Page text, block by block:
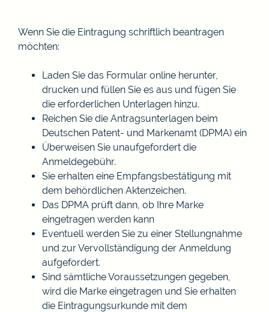
Wenn Sie die Eintragung schriftlich beantragen
möchten:
Laden Sie das Formular online herunter,
drucken und füllen Sie es aus und fügen Sie
die erforderlichen Unterlagen hinzu.
Reichen Sie die Antragsunterlagen beim
Deutschen Patent- und Markenamt (DPMA) ein
Überweisen Sie unaufgefordert die
Anmeldegebühr.
Sie erhalten eine Empfangsbestätigung mit
dem behördlichen Aktenzeichen.
Das DPMA prüft dann, ob Ihre Marke
eingetragen werden kann
Eventuell werden Sie zu einer Stellungnahme
und zur Vervollständigung der Anmeldung
aufgefordert.
Sind sämtliche Voraussetzungen gegeben,
wird die Marke eingetragen und Sie erhalten
die Eintragungsurkunde mit dem